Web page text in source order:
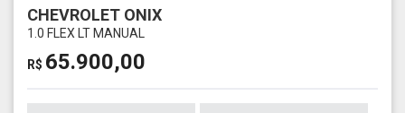
CHEVROLET ONIX
1.0 FLEX LT MANUAL
R$ 65.900,00